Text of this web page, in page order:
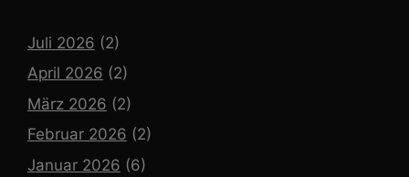
Juli 2026 (2)
April 2026 (2)
März 2026 (2)
Februar 2026 (2)
Januar 2026 (6)